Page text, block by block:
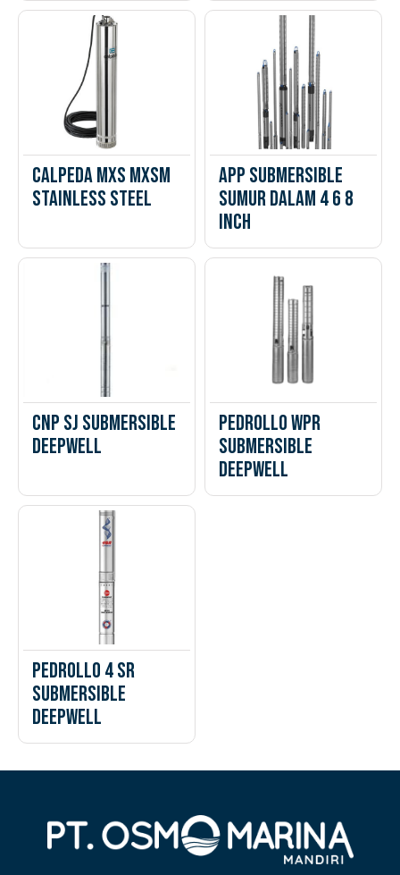
Calpeda MXS MXSm
Stainless steel
APP Submersible
Sumur Dalam 4 6 8
Inch
CNP SJ Submersible
Deepwell
Pedrollo WPR
Submersible
Deepwell
Pedrollo 4 SR
Submersible
Deepwell